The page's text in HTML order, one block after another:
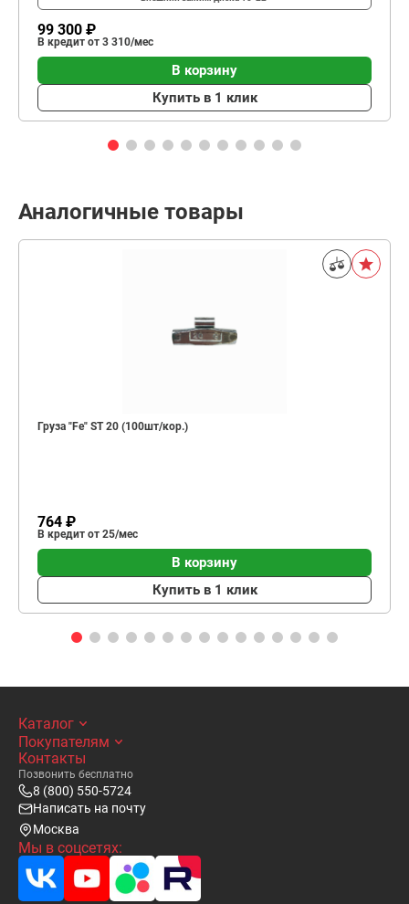
99 300 ₽
В кредит от 3 310/мес
В корзину
Купить в 1 клик
Аналогичные товары
Груза "Fe" ST 20 (100шт/кор.)
764 ₽
В кредит от 25/мес
В корзину
Купить в 1 клик
Каталог
Покупателям
Контакты
Позвонить бесплатно
8 (800) 550-5724
Написать на почту
Москва
Мы в соцсетях: